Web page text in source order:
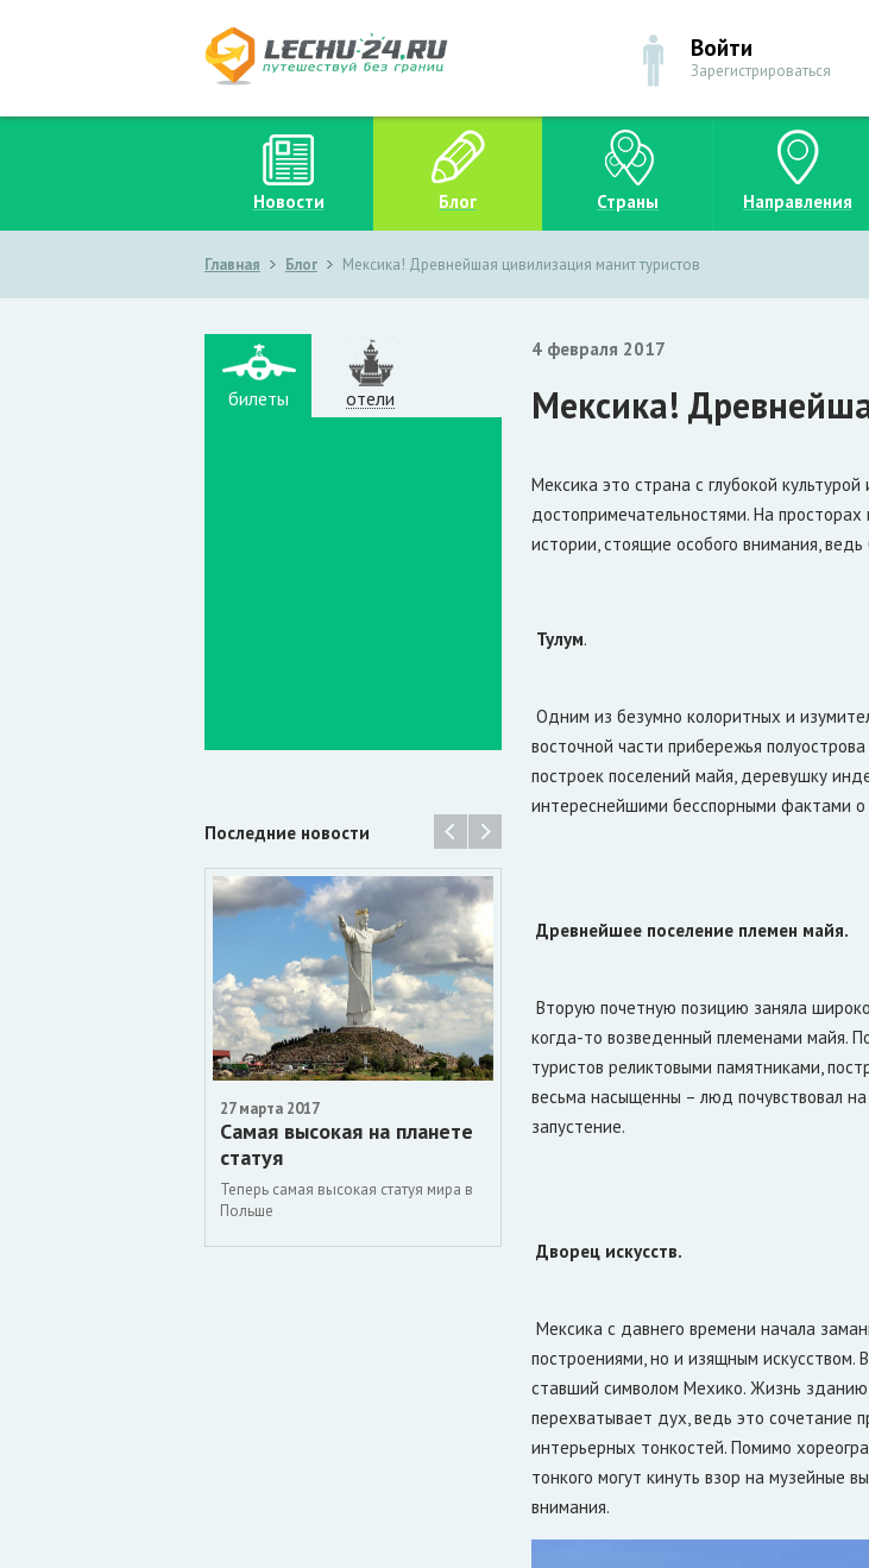
Войти
Зарегистрироваться
Новости Блог Страны Направления
Главная Блог Мексика! Древнейшая цивилизация манит туристов
билеты отели
Последние новости
27 марта 2017
Самая высокая на планете
статуя
Теперь самая высокая статуя мира в
Польше
27 марта 2017
На кладбища Москвы
20
4 февраля 2017
Мексика!
Мексика это страна с глубокой
достопримечательностями. На
истории, стоящие особого внимания,
Тулум.
Одним из безумно колоритных и
восточной части прибережья
построек поселений майя, деревушку
интереснейшими бесспорными фактами
Древнейшее поселение племен майя.
Вторую почетную позицию заняла
когда-то возведенный племенами майя.
туристов реликтовыми памятниками,
весьма насыщенны – люд почувствовал
запустение.
Дворец искусств.
Мексика с давнего времени начала
построениями, но и изящным
ставший символом Мехико. Жизнь
перехватывает дух, ведь это сочетание
интерьерных тонкостей. Помимо
тонкого могут кинуть взор на музейные
внимания.